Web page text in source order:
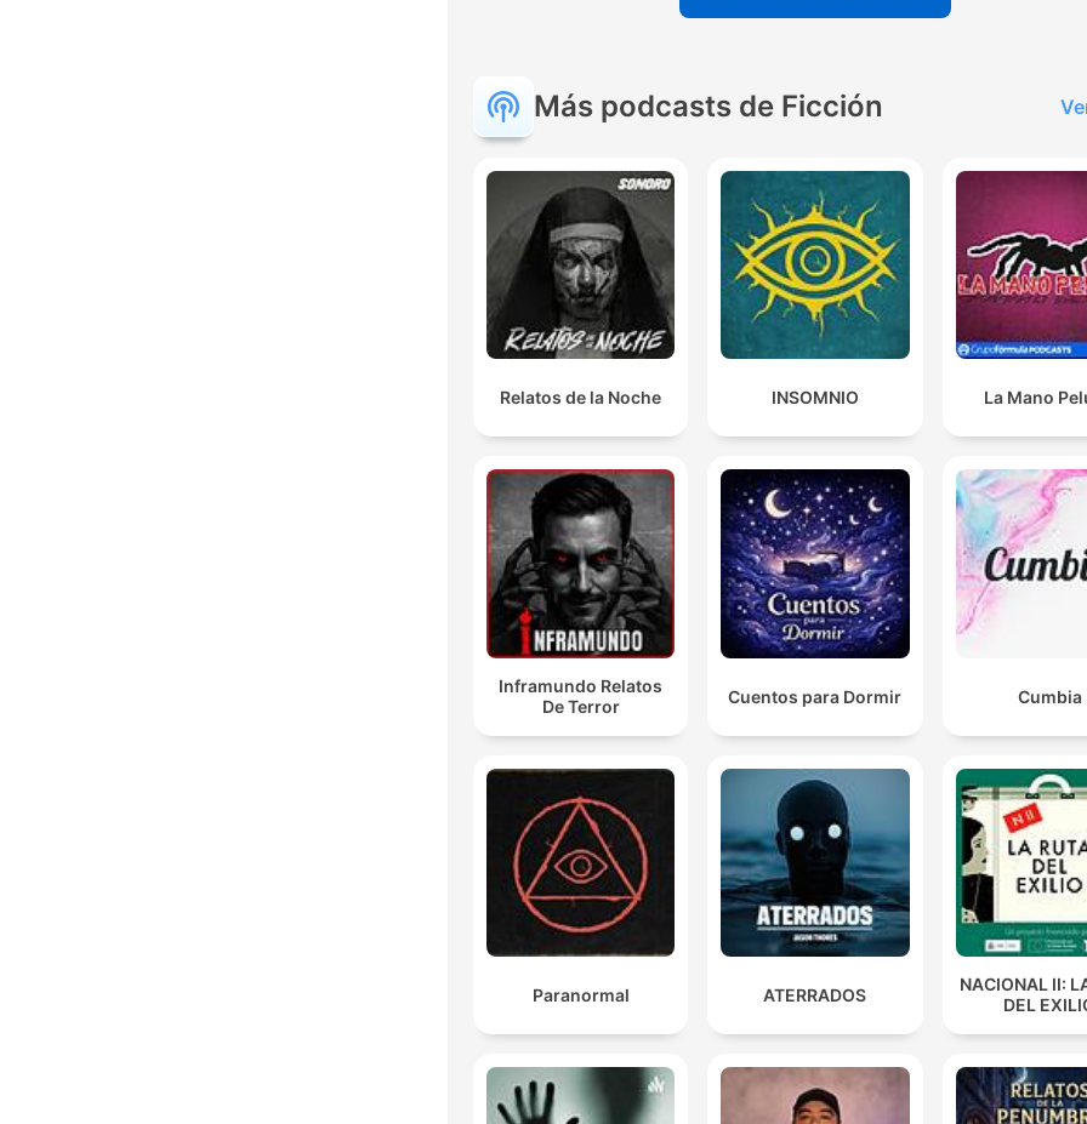
Más podcasts de Ficción
Relatos de la Noche INSOMNIO La Mano
Inframundo Relatos
De Terror
Cuentos para Dormir Cumbia
Paranormal ATERRADOS
NACIONAL II:
DEL